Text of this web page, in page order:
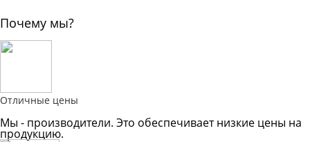
Почему мы?
Отличные цены
Мы - производители. Это обеспечивает низкие цены на
продукцию.